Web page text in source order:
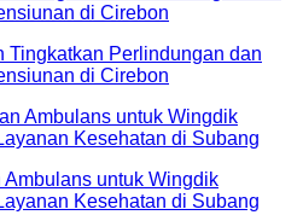
Tingkatkan Perlindungan dan
di Cirebon
untuk Wingdik
Kesehatan di Subang